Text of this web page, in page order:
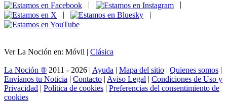
|
|
Ver La Noción en: Móvil | Clásica
La Noción ® 2011 - 2026 | Ayuda | Mapa del sitio | Quienes somos |
Envíanos tu Noticia | Contacto | Aviso Legal | Condiciones de Uso y
Privacidad | Política de cookies | Preferencias del consentimiento de
cookies